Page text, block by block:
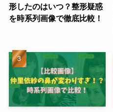
形したのはいつ？整形疑惑
を時系列画像で徹底比較！